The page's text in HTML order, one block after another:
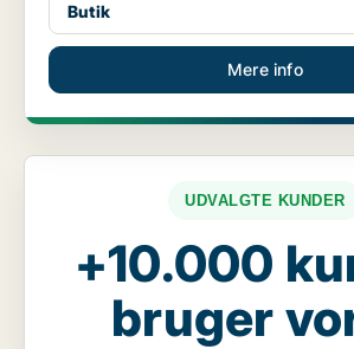
Butik
Mere info
UDVALGTE KUNDER
+10.000
bruger